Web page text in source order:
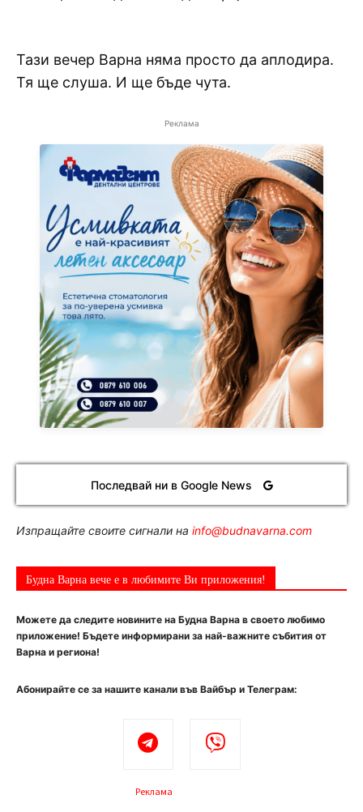
Тази вечер Варна няма просто да аплодира.
Тя ще слуша. И ще бъде чута.
Реклама
Последвай ни в Google News
Изпращайте своите сигнали на info@budnavarna.com
Будна Варна вече е в любимите Ви приложения!
Можете да следите новините на Будна Варна в своето любимо
приложение! Бъдете информирани за най-важните събития от
Варна и региона!
Абонирайте се за нашите канали във Вайбър и Телеграм:
Реклама